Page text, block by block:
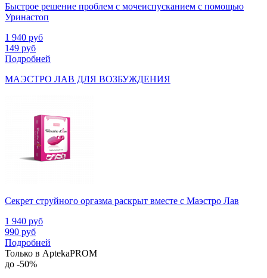
Быстрое решение проблем с мочеиспусканием с помощью
Уринастоп
1 940 руб
149 руб
Подробней
МАЭСТРО ЛАВ ДЛЯ ВОЗБУЖДЕНИЯ
Секрет струйного оргазма раскрыт вместе с Маэстро Лав
1 940 руб
990 руб
Подробней
Только в AptekaPROM
до -50%